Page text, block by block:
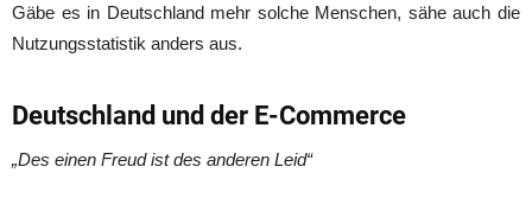
Gäbe es in Deutschland mehr solche Menschen, sähe auch die
Nutzungsstatistik anders aus.
Deutschland und der E-Commerce
„Des einen Freud ist des anderen Leid“